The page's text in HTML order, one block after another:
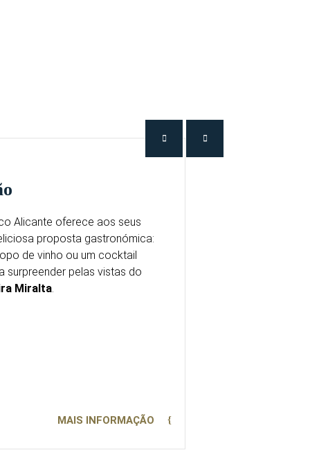
Alicante oferece aos seus
proposta gastronómica:
de vinho ou um cocktail
surpreender pelas vistas do
Miralta.
MAIS INFORMAÇÃO